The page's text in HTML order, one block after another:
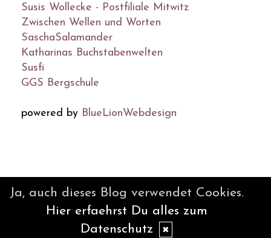
Susis Wollecke - Postfiliale Mitwitz
Zwischen Wellen und Worten
SaschaSalamander
Katharinas Buchstabenwelten
Susfi
GGS Bergschule
powered by BlueLionWebdesign
BlueLionWebdesign.de
Ja, auch dieses Blog verwendet Cookies.
Hier erfaehrst Du alles zum
Datenschutz
✖